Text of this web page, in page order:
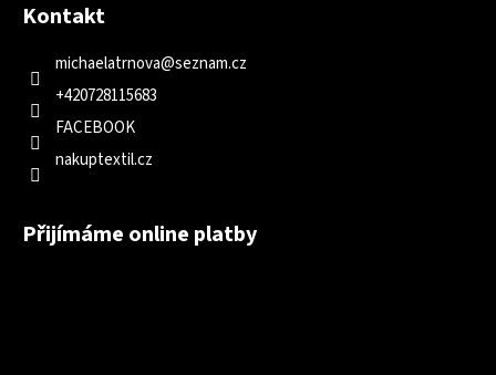
Kontakt
michaelatrnova@seznam.cz
+420728115683
FACEBOOK
nakuptextil.cz
Přijímáme online platby